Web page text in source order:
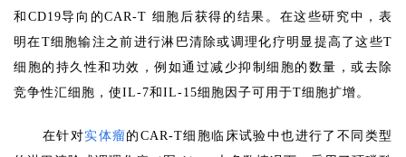
和CD19导向的CAR-T 细胞后获得的结果。在这些研究中，表
明在T细胞输注之前进行淋巴清除或调理化疗明显提高了这些T
细胞的持久性和功效，例如通过减少抑制细胞的数量，或去除
竞争性汇细胞，使IL-7和IL-15细胞因子可用于T细胞扩增。
在针对实体瘤 的CAR-T细胞临床试验中也进行了不同类型